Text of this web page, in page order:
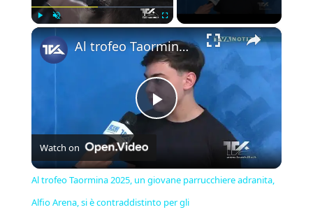
Play Unmute Fullscreen ×
Play
Video
Al trofeo Taormina 2025, un giovane parrucchiere adranita, Alfio Arena, si è contraddistinto per gli
Watch on
Al trofeo Taormina 2025, un giovane parrucchiere adranita,
Alfio Arena, si è contraddistinto per gli